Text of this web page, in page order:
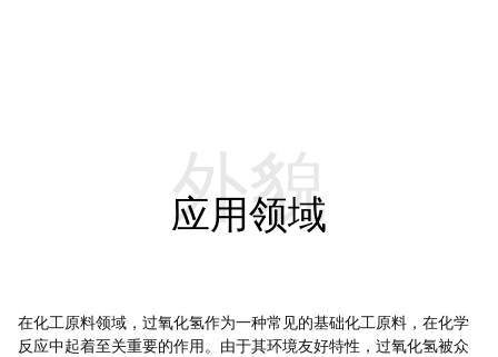
应用领域
外貌
在化工原料领域，过氧化氢作为一种常见的基础化工原料，在化学
反应中起着至关重要的作用。由于其环境友好特性，过氧化氢被众